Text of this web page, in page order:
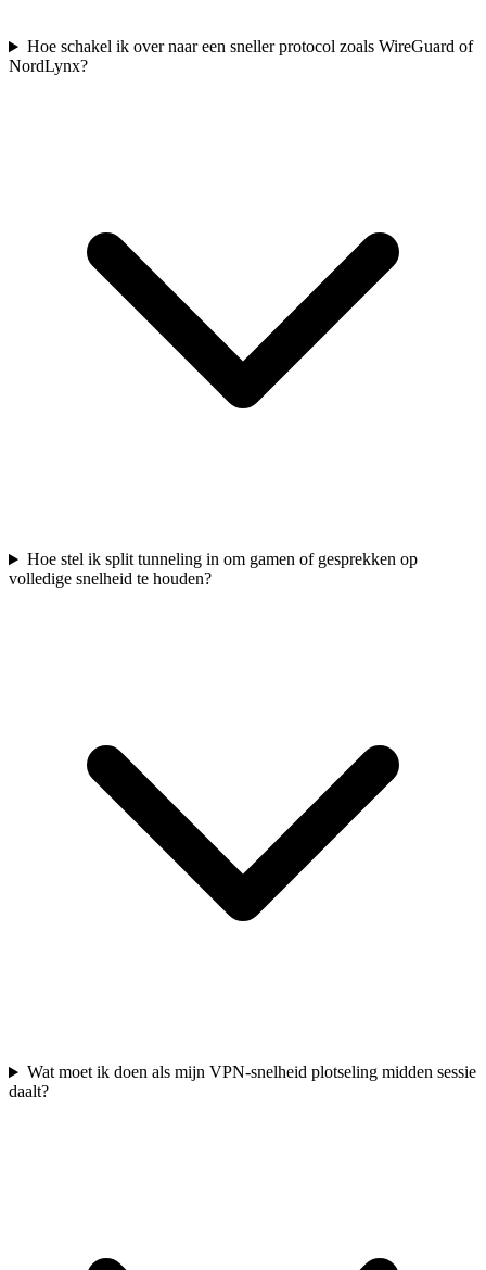
Hoe schakel ik over naar een sneller protocol zoals WireGuard of
NordLynx?
Hoe stel ik split tunneling in om gamen of gesprekken op
volledige snelheid te houden?
Wat moet ik doen als mijn VPN-snelheid plotseling midden sessie
daalt?